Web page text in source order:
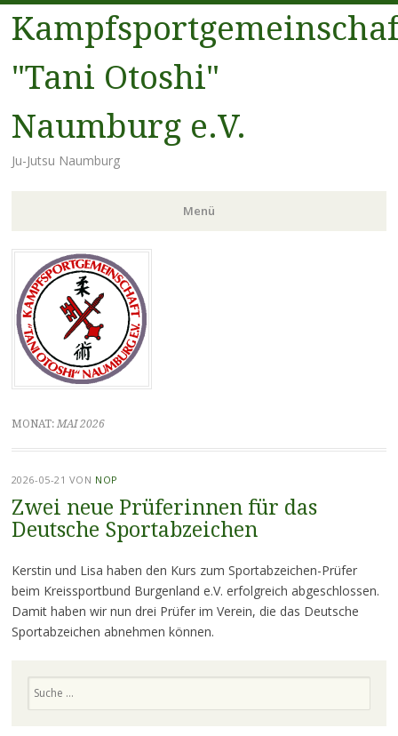
"Tani Otoshi"
Naumburg e.V.
Ju-Jutsu Naumburg
Menü
Zum
Inhalt
springen
MONAT: MAI 2026
2026-05-21 VON NOP
Zwei neue Prüferinnen für das
Deutsche Sportabzeichen
Kerstin und Lisa haben den Kurs zum Sportabzeichen-Prüfer
beim Kreissportbund Burgenland e.V. erfolgreich abgeschlossen.
Damit haben wir nun drei Prüfer im Verein, die das Deutsche
Sportabzeichen abnehmen können.